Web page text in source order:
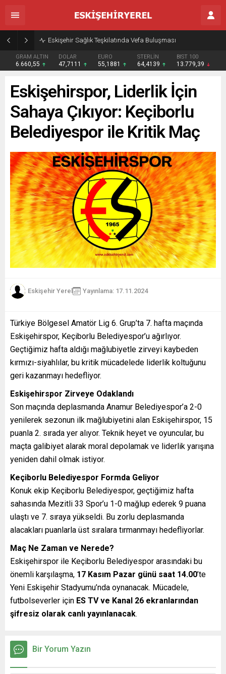
Eskişehir Sağlık Teşkilatında Vefa Buluşması
GRAM ALTIN
6.660,55
DOLAR
47,7111
EURO
55,1881
STERLİN
64,4139
BIST 100
13.779,39
Eskişehirspor, Liderlik İçin
Sahaya Çıkıyor: Keçiborlu
Belediyespor ile Kritik Maç
Eskişehir Yerel Yayınlama: 17.11.2024
Türkiye Bölgesel Amatör Lig 6. Grup’ta 7. hafta maçında
Eskişehirspor, Keçiborlu Belediyespor’u ağırlıyor.
Geçtiğimiz hafta aldığı mağlubiyetle zirveyi kaybeden
kırmızı-siyahlılar, bu kritik mücadelede liderlik koltuğunu
geri kazanmayı hedefliyor.
Eskişehirspor Zirveye Odaklandı
Son maçında deplasmanda Anamur Belediyespor’a 2-0
yenilerek sezonun ilk mağlubiyetini alan Eskişehirspor, 15
puanla 2. sırada yer alıyor. Teknik heyet ve oyuncular, bu
maçta galibiyet alarak moral depolamak ve liderlik yarışına
yeniden dahil olmak istiyor.
Keçiborlu Belediyespor Formda Geliyor
Konuk ekip Keçiborlu Belediyespor, geçtiğimiz hafta
sahasında Mezitli 33 Spor’u 1-0 mağlup ederek 9 puana
ulaştı ve 7. sıraya yükseldi. Bu zorlu deplasmanda
alacakları puanlarla üst sıralara tırmanmayı hedefliyorlar.
Maç Ne Zaman ve Nerede?
Eskişehirspor ile Keçiborlu Belediyespor arasındaki bu
önemli karşılaşma, 17 Kasım Pazar günü saat 14.00’te
Yeni Eskişehir Stadyumu’nda oynanacak. Mücadele,
futbolseverler için ES TV ve Kanal 26 ekranlarından
şifresiz olarak canlı yayınlanacak.
Bir Yorum Yazın